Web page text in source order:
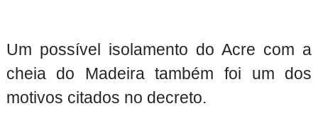
Um possível isolamento do Acre com a
cheia do Madeira também foi um dos
motivos citados no decreto.